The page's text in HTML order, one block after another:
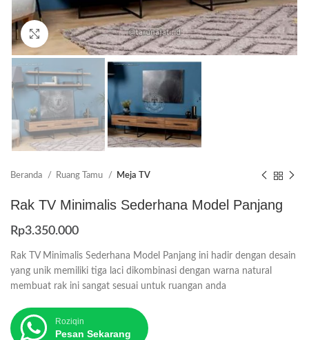
Click to enlarge
Beranda Ruang Tamu Meja TV
Rak TV Minimalis Sederhana Model Panjang
Rp3.350.000
Rak TV Minimalis Sederhana Model Panjang ini hadir dengan desain
yang unik memiliki tiga laci dikombinasi dengan warna natural
membuat rak ini sangat sesuai untuk ruangan anda
Roziqin
Pesan Sekarang